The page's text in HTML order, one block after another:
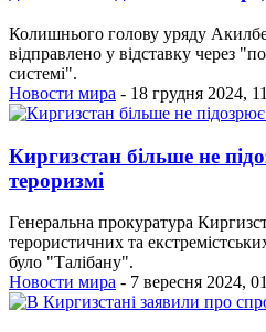
Колишнього голову уряду
відправлено у відставку через
системі".
Новости мира - 18 грудня 2024,
Киргизстан більше не
тероризмі
Генеральна прокуратура
терористичних та
було "Талібану".
Новости мира - 7 вересня 2024,